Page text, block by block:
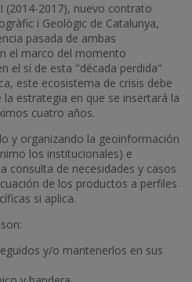
(2014-2017), nuevo contrato
i Geològic de Catalunya,
pasada de ambas
el marco del momento
el sí de esta "década perdida"
este ecosistema de crisis debe
estrategia en que se insertará la
cuatro años.
y organizando la geoinformación
los institucionales) e
consulta de necesidades y casos
de los productos a perfiles
si aplica.
y/o mantenerlos en sus